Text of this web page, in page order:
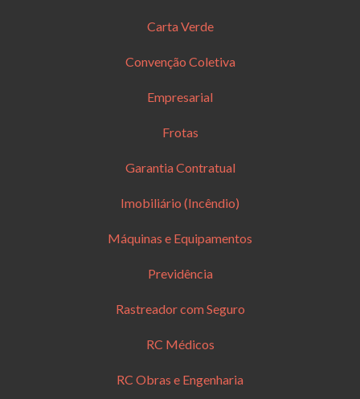
Carta Verde
Convenção Coletiva
Empresarial
Frotas
Garantia Contratual
Imobiliário (Incêndio)
Máquinas e Equipamentos
Previdência
Rastreador com Seguro
RC Médicos
RC Obras e Engenharia